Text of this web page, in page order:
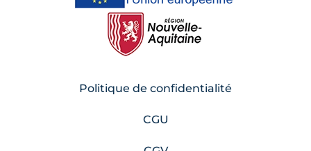
Politique de confidentialité
CGU